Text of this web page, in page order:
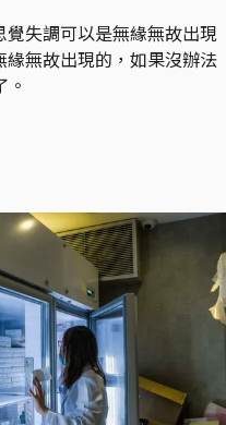
覺失調可以是無緣無故出現
無故出現的，如果沒辦法